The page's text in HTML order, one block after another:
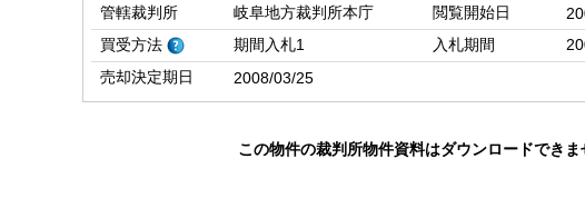
管轄裁判所
岐阜地方裁判所本庁 閲覧開始日
買受方法
期間入札1 入札期間
売却決定期日
2008/03/25
この物件の裁判所物件資料はダウンロードできま